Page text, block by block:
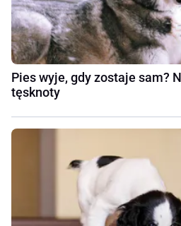
Pies wyje, gdy zostaje sam?
tęsknoty